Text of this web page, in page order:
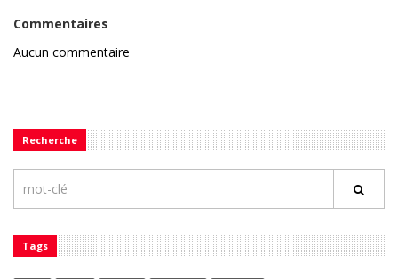
Commentaires
Aucun commentaire
Recherche
Tags